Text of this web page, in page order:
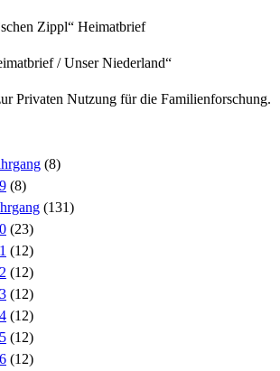
Zippl“ Heimatbrief
/ Unser Niederland“
Privaten Nutzung für die Familienforschung.
(8)
(8)
(131)
(23)
(12)
(12)
(12)
(12)
(12)
(12)